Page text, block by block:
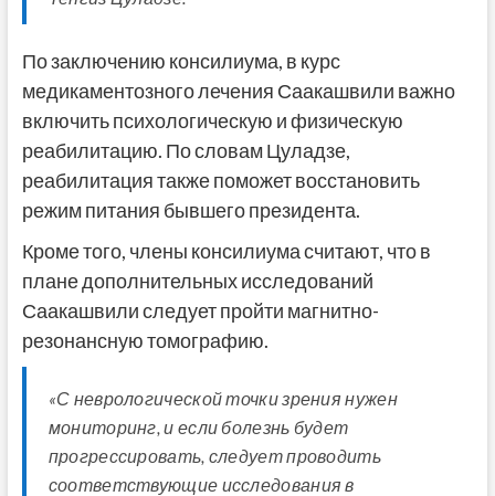
По заключению консилиума, в курс
медикаментозного лечения Саакашвили важно
включить психологическую и физическую
реабилитацию. По словам Цуладзе,
реабилитация также поможет восстановить
режим питания бывшего президента.
Кроме того, члены консилиума считают, что в
плане дополнительных исследований
Саакашвили следует пройти магнитно-
резонансную томографию.
«С неврологической точки зрения нужен
мониторинг, и если болезнь будет
прогрессировать, следует проводить
соответствующие исследования в